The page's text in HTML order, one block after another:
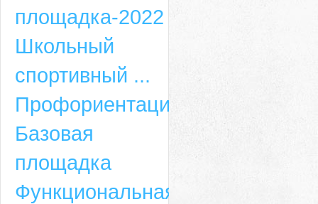
площадка-2022
Школьный
спортивный ...
Профориентация
Базовая
площадка
Функциональная